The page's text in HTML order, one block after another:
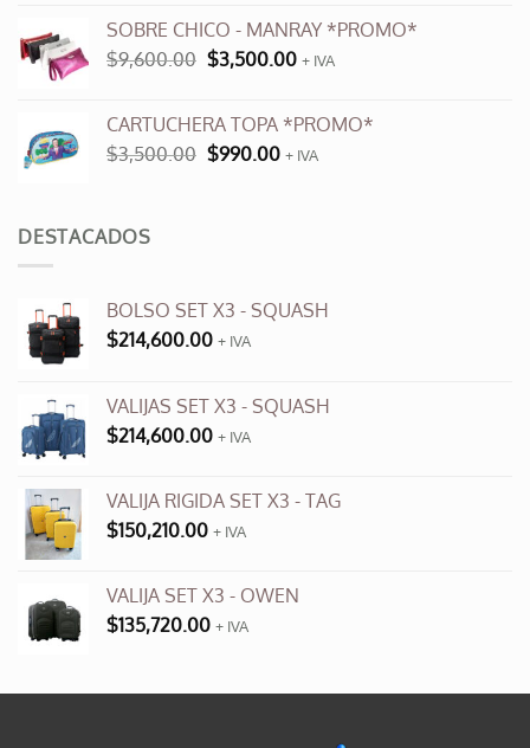
era:
$12,000.00.
es:
$6,000.00.
SOBRE CHICO - MANRAY *PROMO*
$9,600.00 El
era:
$9,600.00.
$3,500.00El
es:
$3,500.00.
+ IVA
CARTUCHERA TOPA *PROMO*
$3,500.00 El
$990.00El+ IVA
DESTACADOS
BOLSO SET X3 - SQUASH
$214,600.00 + IVA
VALIJAS SET X3 - SQUASH
$214,600.00 + IVA
VALIJA RIGIDA SET X3 - TAG
$150,210.00 + IVA
VALIJA SET X3 - OWEN
$135,720.00 + IVA